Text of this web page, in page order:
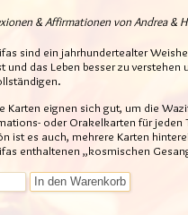
& Affirmationen von Andrea &
sind ein jahrhundertealter
und das Leben besser zu verstehen
Karten eignen sich gut, um die
oder Orakelkarten für jeden
ist es auch, mehrere Karten
enthaltenen „kosmischen
In den Warenkorb